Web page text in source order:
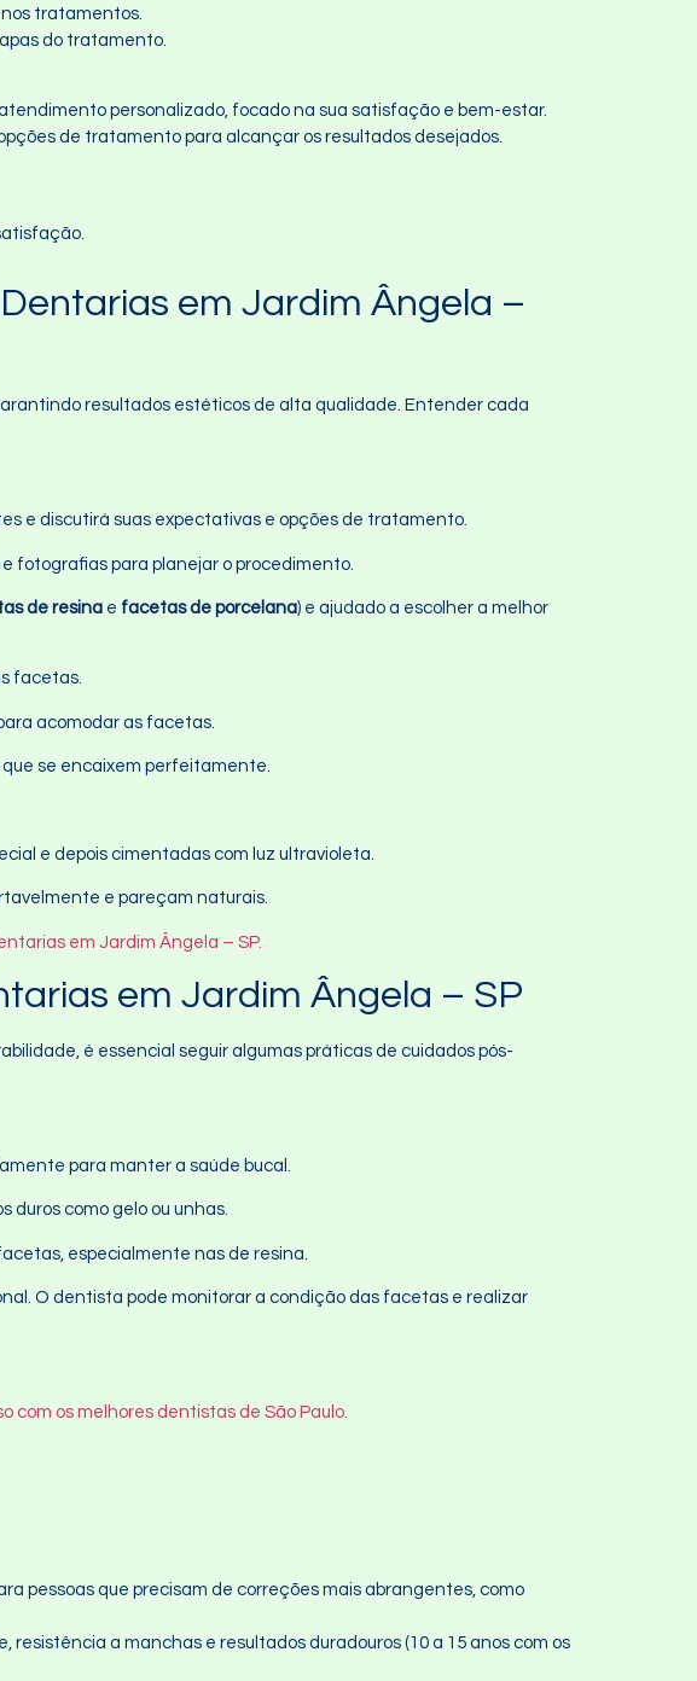
tratamentos.
do tratamento.
personalizado, focado na sua satisfação e bem-estar.
de tratamento para alcançar os resultados desejados.
em Jardim Ângela –
resultados estéticos de alta qualidade. Entender cada
e discutirá suas expectativas e opções de tratamento.
fotografias para planejar o procedimento.
de resina e facetas de porcelana) e ajudado a escolher a melhor
facetas.
acomodar as facetas.
se encaixem perfeitamente.
e depois cimentadas com luz ultravioleta.
e pareçam naturais.
em Jardim Ângela – SP.
em Jardim Ângela – SP
é essencial seguir algumas práticas de cuidados pós-
para manter a saúde bucal.
duros como gelo ou unhas.
especialmente nas de resina.
O dentista pode monitorar a condição das facetas e realizar
com os melhores dentistas de São Paulo.
pessoas que precisam de correções mais abrangentes, como
a manchas e resultados duradouros (10 a 15 anos com os